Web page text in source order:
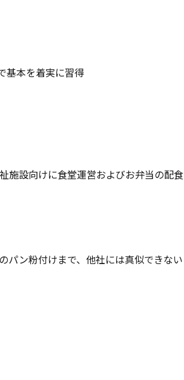
基本を着実に習得
施設向けに食堂運営およびお弁当の配食
パン粉付けまで、他社には真似できない